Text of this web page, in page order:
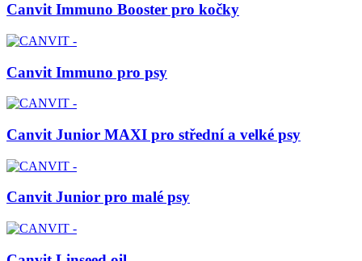
Canvit Immuno Booster pro kočky
Canvit Immuno pro psy
Canvit Junior MAXI pro střední a velké psy
Canvit Junior pro malé psy